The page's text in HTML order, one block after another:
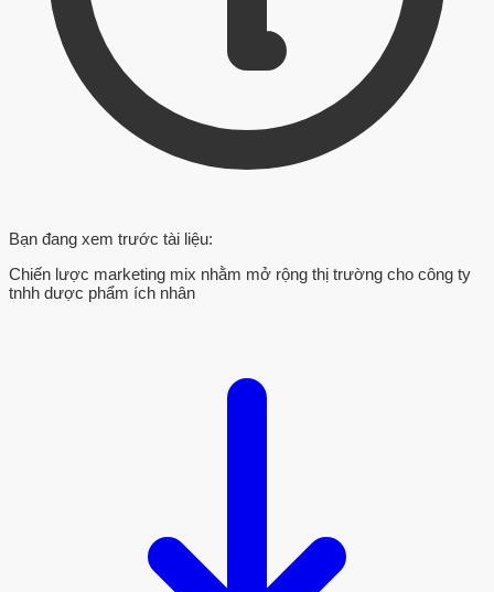
Bạn đang xem trước tài liệu:
Chiến lược marketing mix nhằm mở rộng thị trường cho công ty
tnhh dược phẩm ích nhân